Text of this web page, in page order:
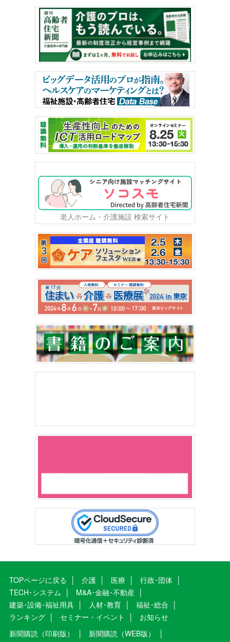
老人ホーム・介護施設 検索サイト
TOPページに戻る 介護 医療
行政･団体
TECH･システム
M&A･金融･不動産
建築･設備･福祉用具
人材･教育
福祉･総合
ランキング
セミナー・イベント
お知らせ
新聞購読（印刷版）
新聞購読（WEB版）